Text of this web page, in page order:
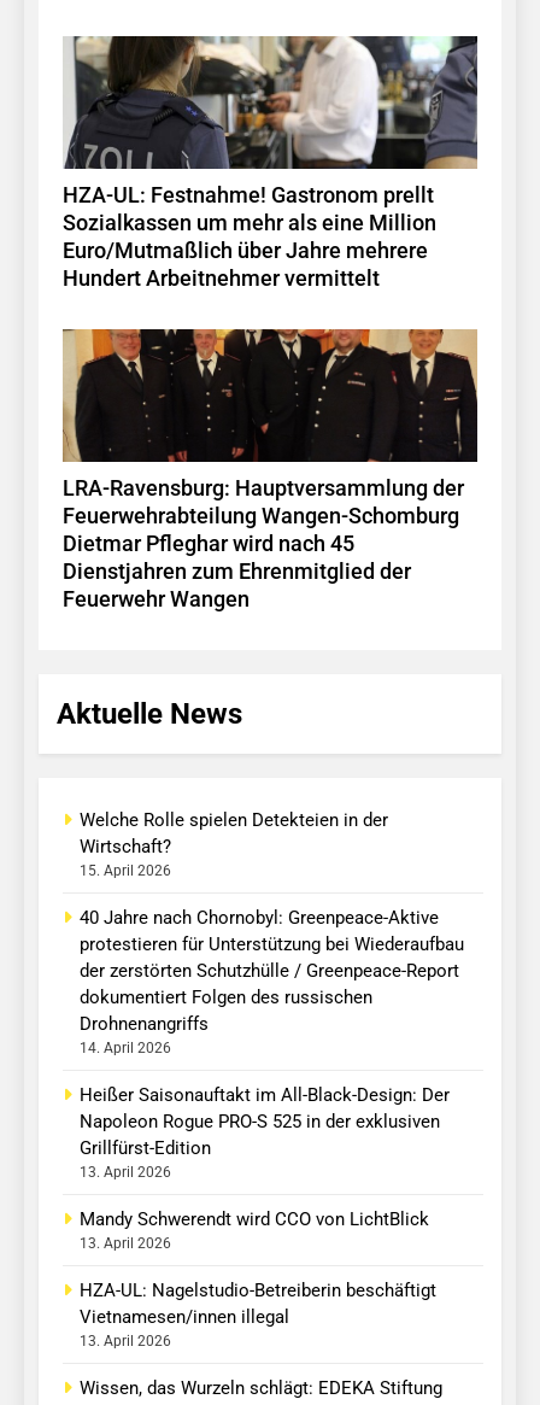
HZA-UL: Festnahme! Gastronom prellt
Sozialkassen um mehr als eine Million
Euro/Mutmaßlich über Jahre mehrere
Hundert Arbeitnehmer vermittelt
LRA-Ravensburg: Hauptversammlung der
Feuerwehrabteilung Wangen-Schomburg
Dietmar Pfleghar wird nach 45
Dienstjahren zum Ehrenmitglied der
Feuerwehr Wangen
Aktuelle News
Welche Rolle spielen Detekteien in der
Wirtschaft?
15. April 2026
40 Jahre nach Chornobyl: Greenpeace-Aktive
protestieren für Unterstützung bei Wiederaufbau
der zerstörten Schutzhülle / Greenpeace-Report
dokumentiert Folgen des russischen
Drohnenangriffs
14. April 2026
Heißer Saisonauftakt im All-Black-Design: Der
Napoleon Rogue PRO-S 525 in der exklusiven
Grillfürst-Edition
13. April 2026
Mandy Schwerendt wird CCO von LichtBlick
13. April 2026
HZA-UL: Nagelstudio-Betreiberin beschäftigt
Vietnamesen/innen illegal
13. April 2026
Wissen, das Wurzeln schlägt: EDEKA Stiftung